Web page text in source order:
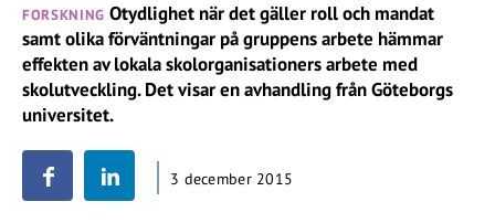
FORSKNING Otydlighet när det gäller roll och mandat
samt olika förväntningar på gruppens arbete hämmar
effekten av lokala skolorganisationers arbete med
skolutveckling. Det visar en avhandling från Göteborgs
universitet.
3 december 2015